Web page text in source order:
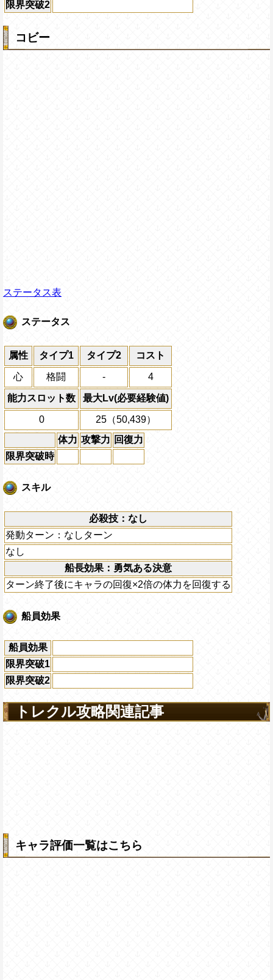
限界突破2
コビー
ステータス表
ステータス
属性 タイプ1 タイプ2 コスト
心 格闘 - 4
能力スロット数 最大Lv(必要経験値)
0
25（50,439）
体力 攻撃力 回復力
限界突破時
スキル
必殺技：なし
発動ターン：なしターン
なし
船長効果：勇気ある決意
ターン終了後にキャラの回復×2倍の体力を回復する
船員効果
船員効果
限界突破1
限界突破2
トレクル攻略関連記事
キャラ評価一覧はこちら